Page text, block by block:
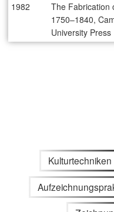
1982
The Fabrication
1750–1840,
University Press
Kulturtechniken